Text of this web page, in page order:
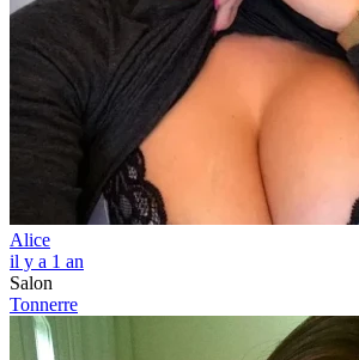
Alice
il y a 1 an
Salon
Tonnerre